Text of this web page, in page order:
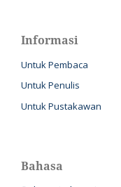
Informasi
Untuk Pembaca
Untuk Penulis
Untuk Pustakawan
Bahasa